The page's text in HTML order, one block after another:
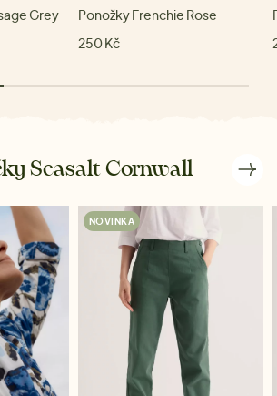
Grey
Ponožky Frenchie Rose
250 Kč
Seasalt Cornwall
NOVINKA